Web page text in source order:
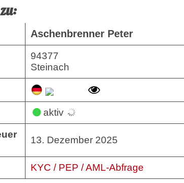
Aschenbrenner Peter
94377
Steinach
aktiv
13. Dezember 2025
KYC / PEP / AML-Abfrage